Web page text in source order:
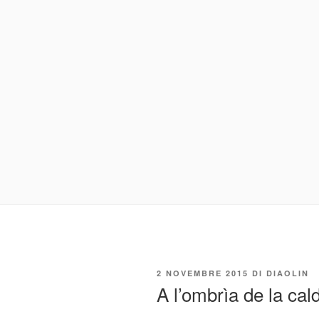
PUBBLICATO
2 NOVEMBRE 2015 DI DIAOLIN
A l’ombrìa de la